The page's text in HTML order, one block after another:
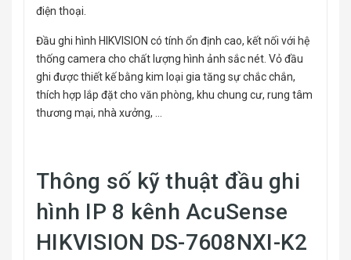
điện thoại.
Đầu ghi hình HIKVISION có tính ổn định cao, kết nối với hệ
thống camera cho chất lượng hình ảnh sắc nét. Vỏ đầu
ghi được thiết kế bằng kim loại gia tăng sự chắc chắn,
thích hợp lắp đặt cho văn phòng, khu chung cư, rung tâm
thương mại, nhà xưởng, …
Thông số kỹ thuật đầu ghi
hình IP 8 kênh AcuSense
HIKVISION DS-7608NXI-K2